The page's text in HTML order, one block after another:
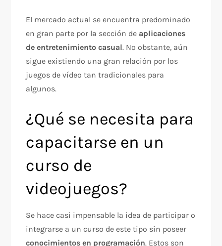
El mercado actual se encuentra predominado
en gran parte por la sección de aplicaciones
de entretenimiento casual. No obstante, aún
sigue existiendo una gran relación por los
juegos de vídeo tan tradicionales para
algunos.
¿Qué se necesita para
capacitarse en un
curso de
videojuegos?
Se hace casi impensable la idea de participar o
integrarse a un curso de este tipo sin poseer
conocimientos en programación. Estos son